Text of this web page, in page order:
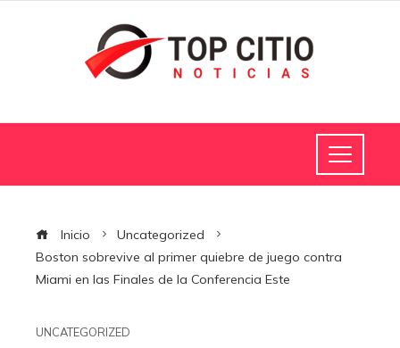
Inicio
Uncategorized
Boston sobrevive al primer quiebre de juego contra
Miami en las Finales de la Conferencia Este
UNCATEGORIZED